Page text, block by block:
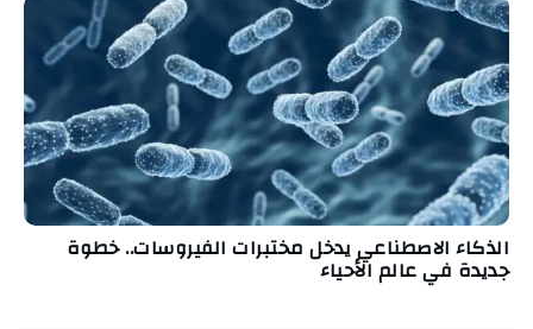
الذكاء الاصطناعي يدخل مختبرات الفيروسات.. خطوة
جديدة في عالم الأحياء